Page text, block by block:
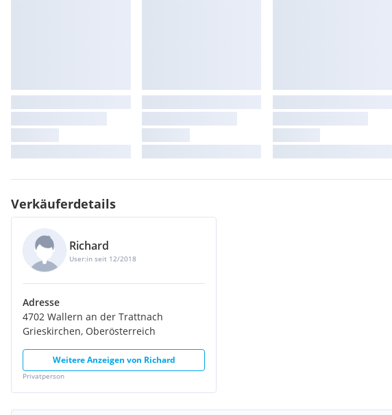
Verkäuferdetails
Richard
User:in seit 12/2018
Adresse
4702 Wallern an der Trattnach
Grieskirchen, Oberösterreich
Weitere Anzeigen von Richard
Privatperson